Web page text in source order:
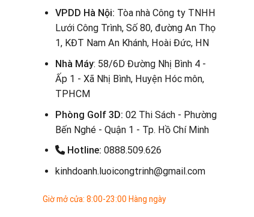
VPDD Hà Nội: Tòa nhà Công ty TNHH
Lưới Công Trình, Số 80, đường An Thọ
1, KĐT Nam An Khánh, Hoài Đức, HN
Nhà Máy: 58/6D Đường Nhị Bình 4 -
Ấp 1 - Xã Nhị Bình, Huyện Hóc môn,
TPHCM
Phòng Golf 3D:02 Thi Sách - Phường
Bến Nghé - Quận 1 - Tp. Hồ Chí Minh
Hotline: 0888.509.626
kinhdoanh.luoicongtrinh@gmail.com
Giờ mở cửa: 8:00-23:00 Hàng ngày